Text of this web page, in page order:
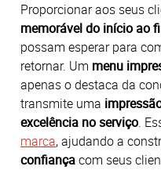
Proporcionar aos seus
memorável do início ao
possam esperar para
retornar. Um menu
apenas o destaca da
transmite uma
excelência no serviço.
marca, ajudando a
confiançacom seus